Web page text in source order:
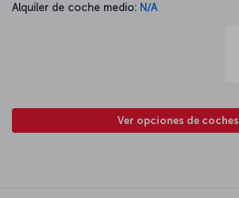
Alquiler de coche medio: N/A
Ver opciones de coches